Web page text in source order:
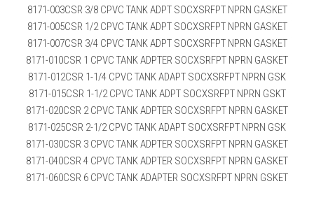
8171-003CSR 3/8 CPVC TANK ADPT SOCXSRFPT NPRN GASKET
8171-005CSR 1/2 CPVC TANK ADPT SOCXSRFPT NPRN GASKET
8171-007CSR 3/4 CPVC TANK ADPT SOCXSRFPT NPRN GASKET
8171-010CSR 1 CPVC TANK ADPTER SOCXSRFPT NPRN GASKET
8171-012CSR 1-1/4 CPVC TANK ADAPT SOCXSRFPT NPRN GSK
8171-015CSR 1-1/2 CPVC TANK ADPT SOCXSRFPT NPRN GSKT
8171-020CSR 2 CPVC TANK ADPTER SOCXSRFPT NPRN GASKET
8171-025CSR 2-1/2 CPVC TANK ADAPT SOCXSRFPT NPRN GSK
8171-030CSR 3 CPVC TANK ADPTER SOCXSRFPT NPRN GASKET
8171-040CSR 4 CPVC TANK ADPTER SOCXSRFPT NPRN GASKET
8171-060CSR 6 CPVC TANK ADAPTER SOCXSRFPT NPRN GSKET